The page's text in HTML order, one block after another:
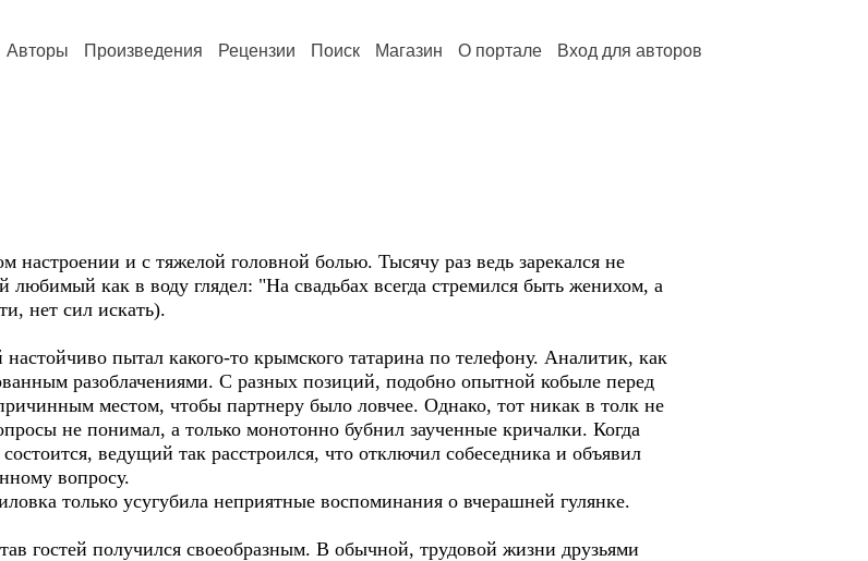
Авторы Произведения Рецензии Поиск Магазин О портале Вход для авторов
и с тяжелой головной болью. Тысячу раз ведь зарекался не
как в воду глядел: "На свадьбах всегда стремился быть женихом, а
нет сил искать).
пытал какого-то крымского татарина по телефону. Аналитик, как
разоблачениями. С разных позиций, подобно опытной кобыле перед
местом, чтобы партнеру было ловчее. Однако, тот никак в толк не
не понимал, а только монотонно бубнил заученные кричалки. Когда
ведущий так расстроился, что отключил собеседника и объявил
вопросу.
только усугубила неприятные воспоминания о вчерашней гулянке.
гостей получился своеобразным. В обычной, трудовой жизни друзьями